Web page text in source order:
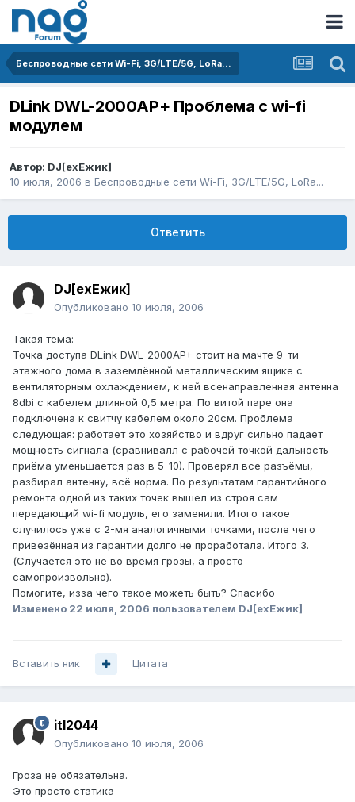
Беспроводные сети Wi-Fi, 3G/LTE/5G, LoRa...
DLink DWL-2000AP+ Проблема с wi-fi
модулем
Автор: DJ[exЕжик]
10 июля, 2006 в Беспроводные сети Wi-Fi, 3G/LTE/5G, LoRa...
Ответить
DJ[exЕжик]
Опубликовано 10 июля, 2006
Такая тема:
Точка доступа DLink DWL-2000AP+ стоит на мачте 9-ти
этажного дома в заземлённой металлическим ящике с
вентиляторным охлаждением, к ней всенаправленная антенна
8dbi с кабелем длинной 0,5 метра. По витой паре она
подключена к свитчу кабелем около 20см. Проблема
следующая: работает это хозяйство и вдруг сильно падает
мощность сигнала (сравнивалл с рабочей точкой дальность
приёма уменьшается раз в 5-10). Проверял все разъёмы,
разбирал антенну, всё норма. По результатам гарантийного
ремонта одной из таких точек вышел из строя сам
передающий wi-fi модуль, его заменили. Итого такое
случилось уже с 2-мя аналогичными точками, после чего
привезённая из гарантии долго не проработала. Итого 3.
(Случается это не во время грозы, а просто
самопроизвольно).
Помогите, изза чего такое можеть быть? Спасибо
Изменено 22 июля, 2006 пользователем DJ[exЕжик]
Вставить ник Цитата
itl2044
Опубликовано 10 июля, 2006
Гроза не обязательна.
Это просто статика